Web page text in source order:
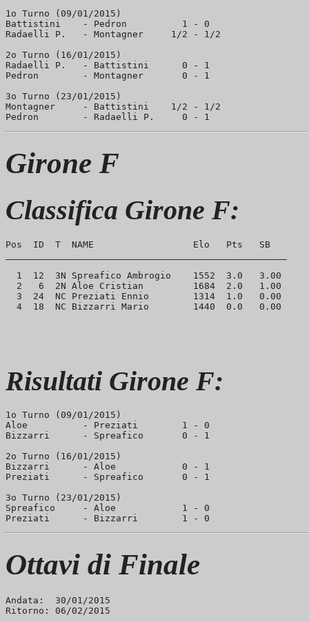
1o Turno (09/01/2015)
Battistini    - Pedron          1 - 0
Radaelli P.   - Montagner     1/2 - 1/2
2o Turno (16/01/2015)
Radaelli P.   - Battistini      0 - 1
Pedron        - Montagner       0 - 1
3o Turno (23/01/2015)
Montagner     - Battistini    1/2 - 1/2
Girone F
Classifica Girone F:
Pos  ID  T  NAME                  Elo   Pts   SB
1  12  3N Spreafico Ambrogio    1552  3.0
  2   6  2N Aloe Cristian         1684  2.0   1.00
  3  24  NC Preziati Ennio        1314  1.0   0.00
Risultati Girone F:
1o Turno (09/01/2015)
Aloe          - Preziati        1 - 0
Bizzarri      - Spreafico       0 - 1
2o Turno (16/01/2015)
Bizzarri      - Aloe            0 - 1
Preziati      - Spreafico       0 - 1
3o Turno (23/01/2015)
Spreafico     - Aloe            1 - 0
Ottavi di Finale
Andata:  30/01/2015